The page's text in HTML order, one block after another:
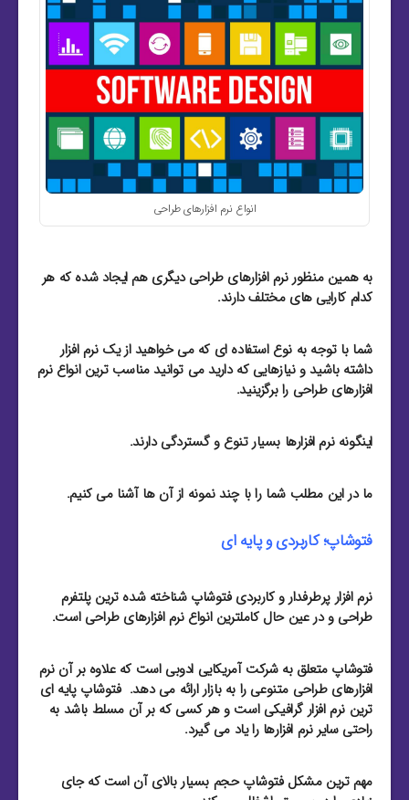
انواع نرم افزارهای طراحی
به همین منظور نرم افزارهای طراحی دیگری هم ایجاد شده که هر
کدام کارایی های مختلف دارند.
شما با توجه به نوع استفاده ای که می خواهید از یک نرم افزار
داشته باشید و نیازهایی که دارید می توانید مناسب ترین انواع نرم
افزارهای طراحی را برگزینید.
اینگونه نرم افزارها بسیار تنوع و گستردگی دارند.
ما در این مطلب شما را با چند نمونه از آن ها آشنا می کنیم.
فتوشاپ؛ کاربردی و پایه ای
نرم افزار پرطرفدار و کاربردی فتوشاپ شناخته شده ترین پلتفرم
طراحی و در عین حال کاملترین انواع نرم افزارهای طراحی است.
فتوشاپ متعلق به شرکت آمریکایی ادوبی است که علاوه بر آن نرم
افزارهای طراحی متنوعی را به بازار ارائه می دهد. فتوشاپ پایه ای
ترین نرم افزار گرافیکی است و هر کسی که بر آن مسلط باشد به
راحتی سایر نرم افزارها را یاد می گیرد.
مهم ترین مشکل فتوشاپ حجم بسیار بالای آن است که جای